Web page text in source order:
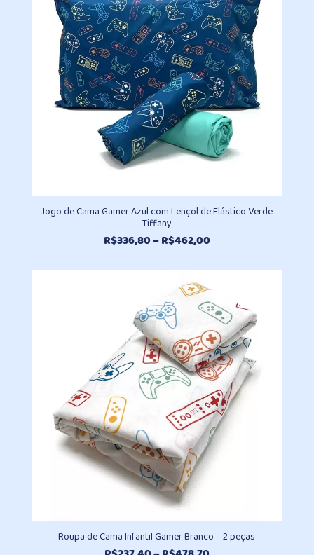
Jogo de Cama Gamer Azul com Lençol de Elástico Verde
Tiffany
R$336,80–R$462,00Faixa
preço:
R$336,80
através
R$462,00
Roupa de Cama Infantil Gamer Branco – 2 peças